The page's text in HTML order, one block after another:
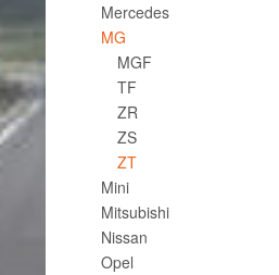
Mercedes
MG
MGF
TF
ZR
ZS
ZT
Mini
Mitsubishi
Nissan
Opel